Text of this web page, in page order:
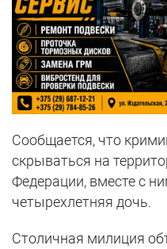
Сообщается, что
скрываться на
Федерации, вместе с
четырехлетняя дочь.
Столичная милиция